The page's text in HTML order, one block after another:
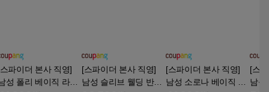
파이더 본사 직영]
성 폴리 베이직 라운
[스파이더 본사 직영]
남성 슬리브 웰딩 반팔
[스파이더 본사 직영]
남성 소로나 베이직 라
[스
남성